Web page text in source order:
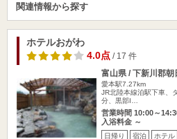
関連情報から探す
ホテルおがわ
4.0点/ 17 件
富山県 / 下新川郡朝
愛本駅7.27km
JR北陸本線泊駅下車、
分、黒部I…
営業時間 10:00～
入浴料金 ～
日帰り 宿泊 ホテル